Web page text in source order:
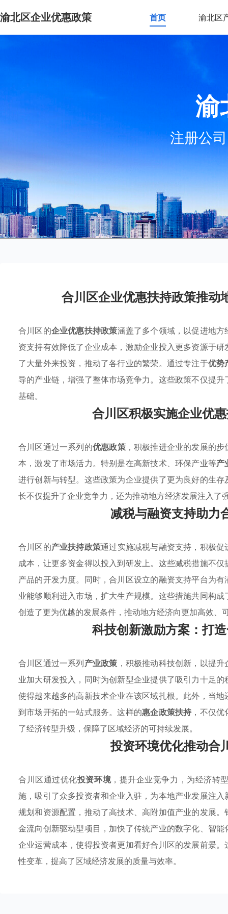
渝北区企业优惠政策 首页 渝北区
渝
注册公
合川区企业优惠扶持政策推动
合川区的企业优惠扶持政策涵盖了多个领域，以促进地
资支持有效降低了企业成本，激励企业投入更多资源于
了大量外来投资，推动了各行业的繁荣。通过专注于优势
导的产业链，增强了整体市场竞争力。这些政策不仅提
基础。
合川区积极实施企业优
合川区通过一系列的优惠政策，积极推进企业的发展的
本，激发了市场活力。特别是在高新技术、环保产业等产
进行创新与转型。这些政策为企业提供了更为良好的生
长不仅提升了企业竞争力，还为推动地方经济发展注入了
减税与融资支持助力
合川区的产业扶持政策通过实施减税与融资支持，积极促
成本，让更多资金得以投入到研发上。这些减税措施不
产品的开发力度。同时，合川区设立的融资支持平台为
业能够顺利进入市场，扩大生产规模。这些措施共同构成
创造了更为优越的发展条件，推动地方经济向更加高效、
科技创新激励方案：打
合川区通过一系列产业政策 ，积极推动科技创新，以提
业加大研发投入，同时为创新型企业提供了吸引力十足
使得越来越多的高新技术企业在该区域扎根。此外，当
到市场开拓的一站式服务。这样的惠企政策扶持 ，不仅
了经济转型升级，保障了区域经济的可持续发展。
投资环境优化推动合
合川区通过优化投资环境，提升企业竞争力，为经济转
施，吸引了众多投资者和企业入驻，为本地产业发展注入
规划和资源配置，推动了高技术、高附加值产业的发展
金流向创新驱动型项目，加快了传统产业的数字化、智
企业运营成本，使得投资者更加看好合川区的发展前景
性变革，提高了区域经济发展的质量与效率。